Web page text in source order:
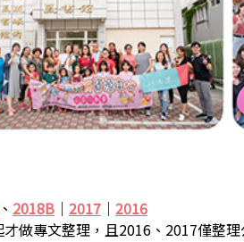
2018B ｜ 2017 ｜ 2016
做專文整理，且2016、2017僅整理